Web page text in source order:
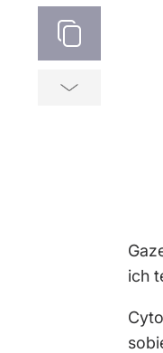
ich